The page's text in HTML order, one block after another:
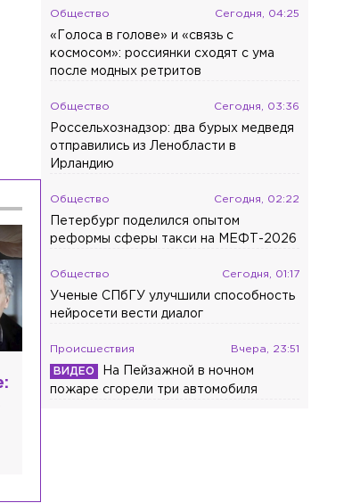
Общество Сегодня, 04:25
«Голоса в голове» и «связь с
космосом»: россиянки сходят с ума
после модных ретритов
Общество Сегодня, 03:36
Россельхознадзор: два бурых медведя
отправились из Ленобласти в
Ирландию
Общество Сегодня, 02:22
Петербург поделился опытом
реформы сферы такси на МЕФТ-2026
Общество Сегодня, 01:17
Ученые СПбГУ улучшили способность
нейросети вести диалог
Происшествия Вчера, 23:51
На Пейзажной в ночном
пожаре сгорели три автомобиля